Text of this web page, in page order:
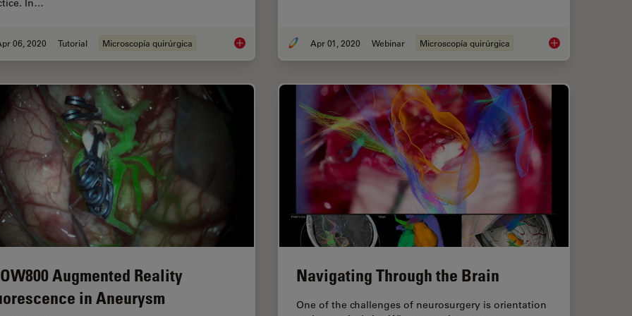
In…
06, 2020 Tutorial Microscopía quirúrgica How to Drape a Surgical Microscope
Apr 01, 2020 Webinar Microscopía quirúrgica Overcoming
Augmented Reality
in Aneurysm
Navigating Through the Brain
One of the challenges of neurosurgery is orientation